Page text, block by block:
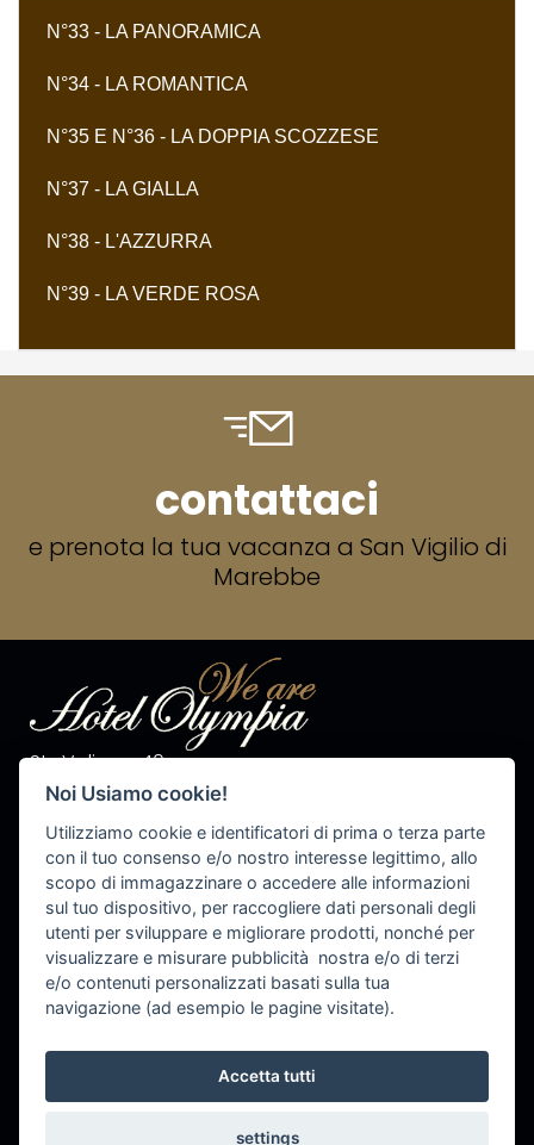
N°33 - LA PANORAMICA
N°34 - LA ROMANTICA
N°35 E N°36 - LA DOPPIA SCOZZESE
N°37 - LA GIALLA
N°38 - L'AZZURRA
N°39 - LA VERDE ROSA
contattaci
e prenota la tua vacanza a San Vigilio di
Marebbe
Str. Valiares 40
I-39030 S.Vigilio di Marebbe
Tel. +39 0474 50 10 28
Fax +39 0474 50 13 81
P.IVA 00576540215
info@olympiahotel.it
Cookie Settings
Noi Usiamo cookie!
Utilizziamo cookie e identificatori di prima o terza parte
con il tuo consenso e/o nostro interesse legittimo, allo
scopo di immagazzinare o accedere alle informazioni
sul tuo dispositivo, per raccogliere dati personali degli
utenti per sviluppare e migliorare prodotti, nonché per
visualizzare e misurare pubblicità nostra e/o di terzi
e/o contenuti personalizzati basati sulla tua
navigazione (ad esempio le pagine visitate).
Accetta tutti
settings